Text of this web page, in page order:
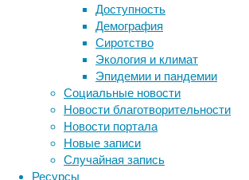
Доступность
Демография
Сиротство
Экология и климат
Эпидемии и пандемии
Социальные новости
Новости благотворительности
Новости портала
Новые записи
Случайная запись
Ресурсы
когда
мы
научимся
их
регистрировать,
то
увидим,
как
устроены
глубины